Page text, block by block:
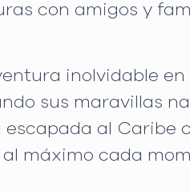
con amigos y
inolvidable en
sus maravillas
al Caribe
máximo cada